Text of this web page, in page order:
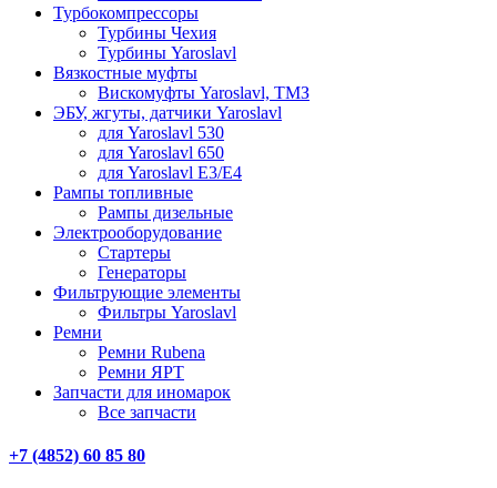
Турбокомпрессоры
Турбины Чехия
Турбины Yaroslavl
Вязкостные муфты
Вискомуфты Yaroslavl, ТМЗ
ЭБУ, жгуты, датчики Yaroslavl
для Yaroslavl 530
для Yaroslavl 650
для Yaroslavl Е3/Е4
Рампы топливные
Рампы дизельные
Электрооборудование
Стартеры
Генераторы
Фильтрующие элементы
Фильтры Yaroslavl
Ремни
Ремни Rubena
Ремни ЯРТ
Запчасти для иномарок
Все запчасти
+7 (4852) 60 85 80